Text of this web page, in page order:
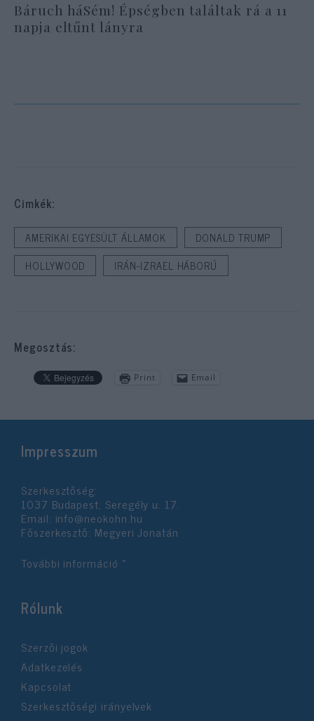
Báruch háSém! Épségben találtak rá a 11
napja eltűnt lányra
Cimkék:
AMERIKAI EGYESÜLT ÁLLAMOK
DONALD TRUMP
HOLLYWOOD
IRÁN-IZRAEL HÁBORÚ
Megosztás:
Print Email
Impresszum
Szerkesztőség:
1037 Budapest, Seregély u. 17.
Email: info@neokohn.hu
Főszerkesztő: Megyeri Jonatán
További információ »
Rólunk
Szerzői jogok
Adatkezelés
Kapcsolat
Szerkesztőségi irányelvek